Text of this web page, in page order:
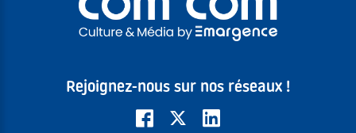
Rejoignez-nous sur nos réseaux !